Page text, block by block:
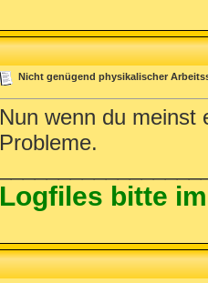
Nicht genügend physikalischer
Nun wenn du meinst
Probleme.
Logfiles bitte